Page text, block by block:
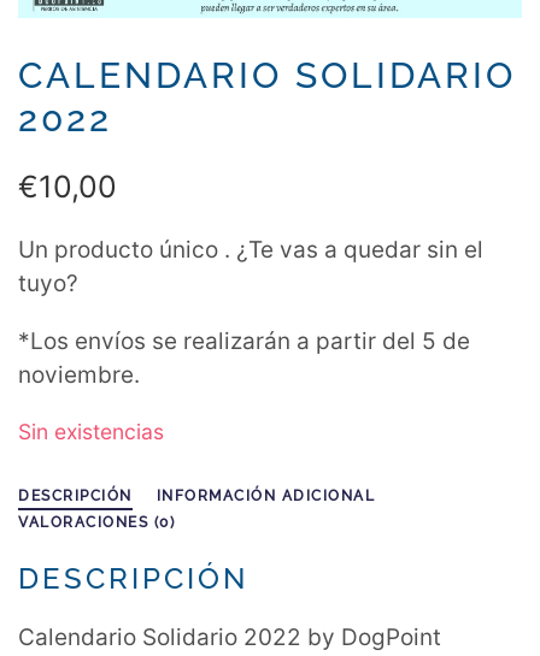
CALENDARIO SOLIDARIO
2022
€10,00
Un producto único . ¿Te vas a quedar sin el
tuyo?
*Los envíos se realizarán a partir del 5 de
noviembre.
Sin existencias
DESCRIPCIÓN
INFORMACIÓN ADICIONAL
VALORACIONES (0)
DESCRIPCIÓN
Calendario Solidario 2022 by DogPoint